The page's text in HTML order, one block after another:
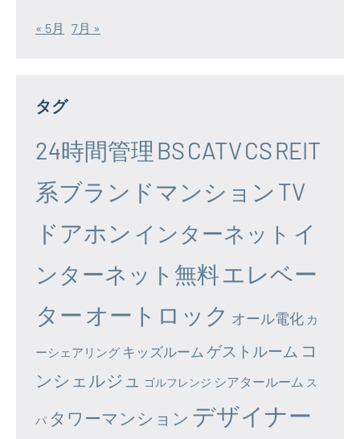
« 5月 7月 »
タグ
24時間管理 BSCATVCSREIT
系ブランドマンション TV
ドアホン インターネット イ
ンターネット無料エレベー
ター オートロック オール電化 カ
ーシェアリング キッズルーム ゲストルーム コ
ンシェルジュ
ゴルフレンジ シアタールーム ス
パ タワーマンション デザイナー